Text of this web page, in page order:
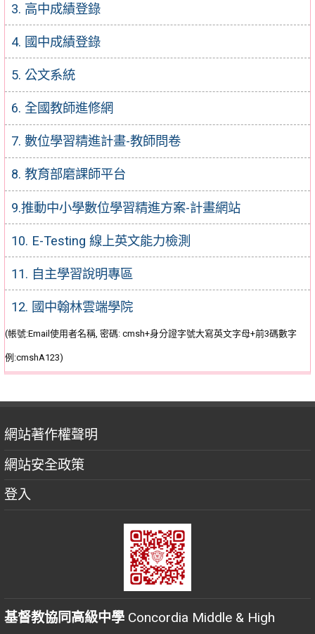
3. 高中成績登錄
4. 國中成績登錄
5. 公文系統
6. 全國教師進修網
7. 數位學習精進計畫-教師問卷
8. 教育部磨課師平台
9.推動中小學數位學習精進方案-計畫網站
10. E-Testing 線上英文能力檢測
11. 自主學習說明專區
12. 國中翰林雲端學院
(帳號:Email使用者名稱, 密碼: cmsh+身分證字號大寫英文字母+前3碼數字
例:cmshA123)
網站著作權聲明
網站安全政策
登入
基督教協同高級中學 Concordia Middle & High